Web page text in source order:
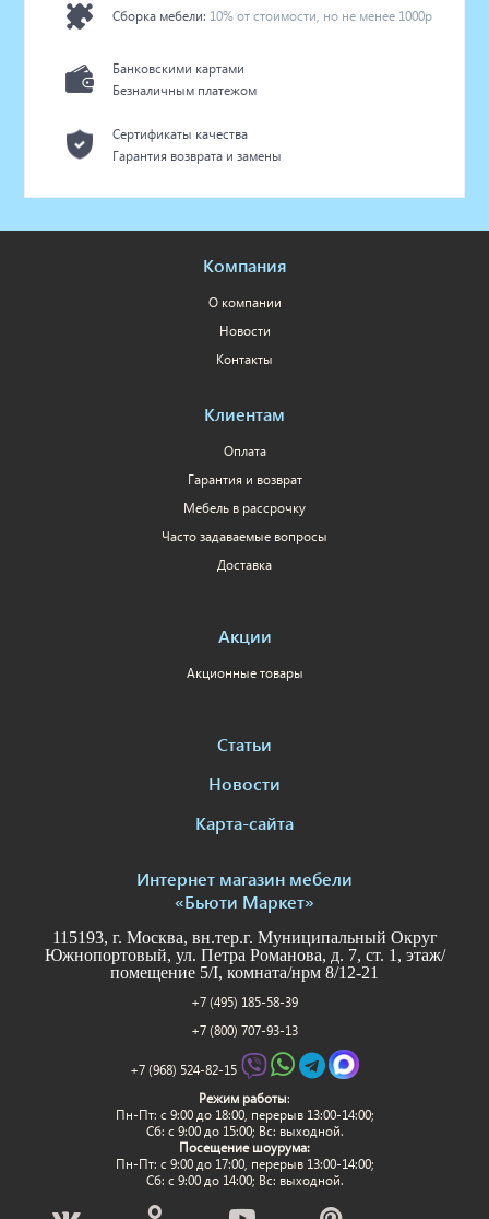
Сборка мебели: 10% от стоимости, но не менее 1000р
Банковскими картами
Безналичным платежом
Сертификаты качества
Гарантия возврата и замены
Компания
О компании
Новости
Контакты
Клиентам
Оплата
Гарантия и возврат
Мебель в рассрочку
Часто задаваемые вопросы
Доставка
Акции
Акционные товары
Статьи
Новости
Карта-сайта
Интернет магазин мебели
«Бьюти Маркет»
115193, г. Москва, вн.тер.г. Муниципальный Округ
Южнопортовый, ул. Петра Романова, д. 7, ст. 1, этаж/
помещение 5/I, комната/нрм 8/12-21
+7 (495) 185-58-39
+7 (800) 707-93-13
+7 (968) 524-82-15
Режим работы:
Пн-Пт: c 9:00 до 18:00, перерыв 13:00-14:00;
Сб: с 9:00 до 15:00; Вс: выходной.
Посещение шоурума:
Пн-Пт: c 9:00 до 17:00, перерыв 13:00-14:00;
Сб: с 9:00 до 14:00; Вс: выходной.